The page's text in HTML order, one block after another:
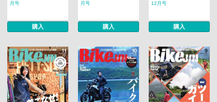
月号
購入
月号
購入
12月号
購入